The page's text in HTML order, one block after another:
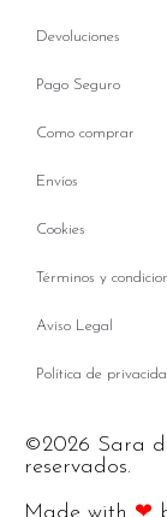
Devoluciones
Pago Seguro
Como comprar
Envíos
Cookies
Términos y
Aviso Legal
Política de
©2026 Sara
reservados.